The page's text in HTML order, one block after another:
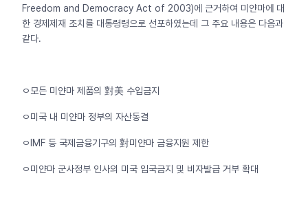
Freedom and Democracy Act of 2003)에 근거하여 미얀마에 대
한 경제제재 조치를 대통령령으로 선포하였는데 그 주요 내용은 다음과
같다.
ㅇ모든 미얀마 제품의 對美 수입금지
ㅇ미국 내 미얀마 정부의 자산동결
ㅇIMF 등 국제금융기구의 對미얀마 금융지원 제한
ㅇ미얀마 군사정부 인사의 미국 입국금지 및 비자발급 거부 확대